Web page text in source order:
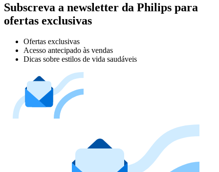
Subscreva a newsletter da Philips para
ofertas exclusivas
Ofertas exclusivas
Acesso antecipado às vendas
Dicas sobre estilos de vida saudáveis